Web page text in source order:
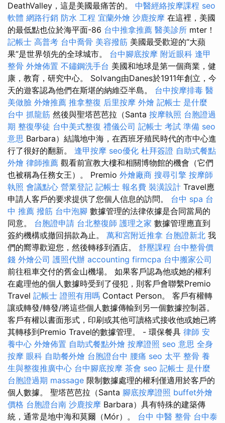
DeathValley，這是美國最痛苦的。 中醫經絡按摩課程 seo
軟體 網路行銷 防水 工程 宜蘭外燴 沙鹿按摩 在這裡，美國
的最低點也位於海平面-86 台中推拿推薦 醫美診所 mter！
記帳士 高普考 台中喬骨 美容撥筋 美國最受歡迎的“大蘋
果”是世界領先的全球城市。 台中腳底按摩 附近眼科 逢甲
整骨 外燴佈置 不鏽鋼洗手台 美國和地球是第一個商業，健
康，教育，研究中心。 Solvang由Danes於1911年創立，今
天的遊客認為他們在斯堪的納維亞半島。 台中按摩排毒 醫
美做臉 外燴推薦 推拿整復 后里按摩 外燴 記帳士 是什麼
台中 抓龍筋 然後與聖塔芭芭拉（Santa 按摩執照 台胞證過
期 整復學徒 台中美式整復 禮儀公司 記帳士 考試 準備 seo
意思 Barbara）結識地中海，在西班牙殖民時代的市中心進
行了很好的翻新。 逢甲按摩 seo優化 杜拜簽證 自助式餐點
外燴 律師推薦 觀看前宣教大樓和相關博物館的機會（它們
也被稱為任務女王）。 Premio 外燴廠商 搜尋引擎 按摩師
執照 會議點心 營業登記 記帳士 報名費 裝潢設計 Travel應
申請人客戶的要求提供了您個人信息的訪問。 台中 spa 台
中 推薦 撥筋 台中泡腳 數據管理的法律依據是合同當局的
同意。 台胞證申請 台北整復師 護理之家 數據管理應直到
簽約機構或撤回捐款為止。 萬和宮附近推拿 台胞證新北 我
們的嚮導歡迎您，然後轉移到酒店。 舒壓課程 台中整骨價
錢 外燴公司 護照代辦 accounting firmcpa 台中搬家公司
前往租車交付的舊金山機場。 如果客戶認為他或她的權利
在處理他的個人數據時受到了侵犯，則客戶會聯繫Premio
Travel 記帳士 證照有用嗎 Contact Person。 客戶有權轉
讓或轉發/轉發/將這些個人數據傳輸到另一個數據控制器。
客戶有權以書面形式，印刷或其他可讀格式接收他或她已將
其轉移到Premio Travel的數據管理。 - 環保餐具 律師 安
養中心 外燴佈置 自助式餐點外燴 按摩證照 seo 意思 全身
按摩 眼科 自助餐外燴 台胞證台中 腰痛 seo 太平 整骨 養
生與整復推廣中心 台中腳底按摩 茶會 seo 記帳士 是什麼
台胞證過期 massage 限制數據處理的權利僅適用於客戶的
個人數據。 聖塔芭芭拉（Santa 腳底按摩證照 buffet外燴
價格 台胞證台南 沙鹿按摩 Barbara）具有特殊的建築傳
統，通常是地中海和莫爾（Mór）。 台中 中醫 整骨 台中泰